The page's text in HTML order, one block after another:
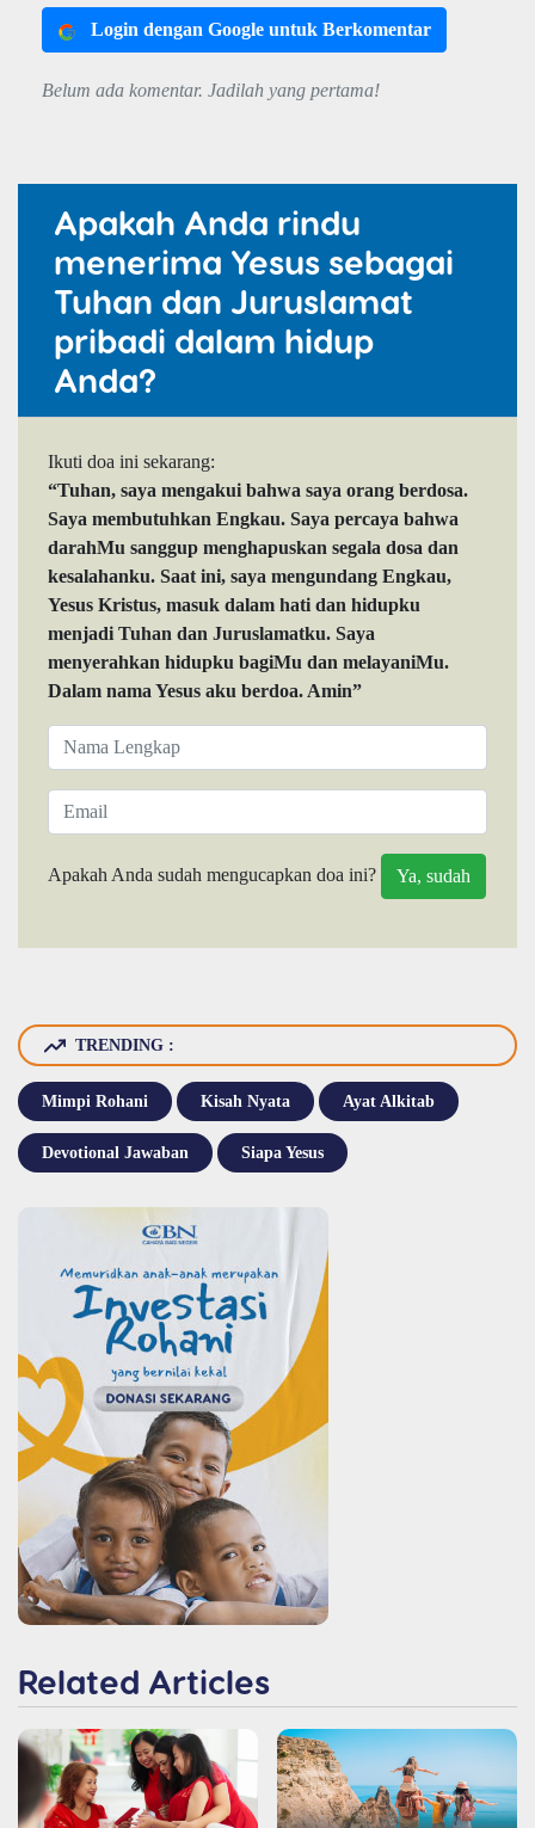
Login dengan Google untuk Berkomentar
Belum ada komentar. Jadilah yang pertama!
Apakah Anda rindu
menerima Yesus sebagai
Tuhan dan Juruslamat
pribadi dalam hidup
Anda?
Ikuti doa ini sekarang:
“Tuhan, saya mengakui bahwa saya orang berdosa.
Saya membutuhkan Engkau. Saya percaya bahwa
darahMu sanggup menghapuskan segala dosa dan
kesalahanku. Saat ini, saya mengundang Engkau,
Yesus Kristus, masuk dalam hati dan hidupku
menjadi Tuhan dan Juruslamatku. Saya
menyerahkan hidupku bagiMu dan melayaniMu.
Dalam nama Yesus aku berdoa. Amin”
Apakah Anda sudah mengucapkan doa ini?
TRENDING :
Mimpi Rohani Kisah Nyata Ayat Alkitab
Devotional Jawaban Siapa Yesus
Related Articles